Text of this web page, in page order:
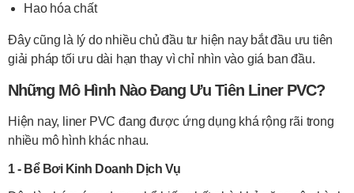
Hao hóa chất
Đây cũng là lý do nhiều chủ đầu tư hiện nay bắt đầu ưu tiên
giải pháp tối ưu dài hạn thay vì chỉ nhìn vào giá ban đầu.
Những Mô Hình Nào Đang Ưu Tiên Liner PVC?
Hiện nay, liner PVC đang được ứng dụng khá rộng rãi trong
nhiều mô hình khác nhau.
1 - Bể Bơi Kinh Doanh Dịch Vụ